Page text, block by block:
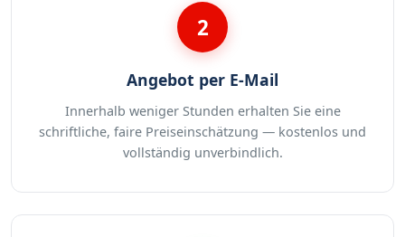
2
Angebot per E-Mail
Innerhalb weniger Stunden erhalten Sie eine
schriftliche, faire Preiseinschätzung — kostenlos und
vollständig unverbindlich.